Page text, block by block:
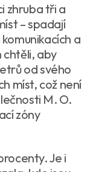
zhruba tři a
– spadají
a
chtěli, aby
od svého
míst, což není
M. O.
zóny
Je i